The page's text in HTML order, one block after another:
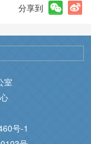
分享到
室
号-1